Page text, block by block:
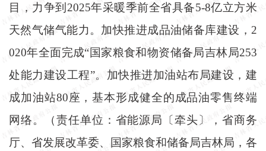
目，力争到2025年采暖季前全省具备5-8亿立方米
天然气储气能力。加快推进成品油储备库建设，2
020年全面完成“国家粮食和物资储备局吉林局253
处能力建设工程”。加快推进加油站布局建设，建
成加油站80座，基本形成健全的成品油零售终端
网络。（责任单位：省能源局〔牵头〕，省商务
厅、省发展改革委、国家粮食和储备局吉林局，各